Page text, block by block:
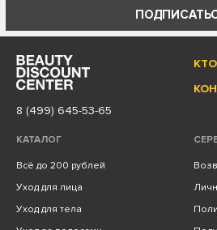
8 (499) 645-53-65
КАТАЛОГ
Всё до 200 рублей
Уход для лица
Уход для тела